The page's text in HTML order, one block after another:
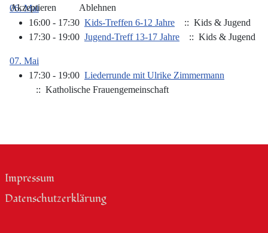
06. Mai
16:00 - 17:30 Kids-Treffen 6-12 Jahre
:: Kids & Jugend
17:30 - 19:00 Jugend-Treff 13-17 Jahre :: Kids & Jugend
07. Mai
17:30 - 19:00 Liederrunde mit Ulrike Zimmermann
:: Katholische Frauengemeinschaft
Impressum
Datenschutzerklärung
Akzeptieren Ablehnen